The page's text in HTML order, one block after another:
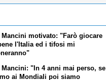
Mancini motivato: "Farò giocare
l'Italia ed i tifosi mi
Mancini: "In 4 anni mai perso, se
ai Mondiali poi siamo